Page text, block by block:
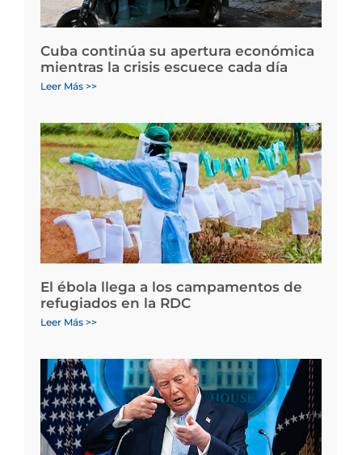
Cuba continúa su apertura económica
mientras la crisis escuece cada día
Leer Más >>
El ébola llega a los campamentos de
refugiados en la RDC
Leer Más >>